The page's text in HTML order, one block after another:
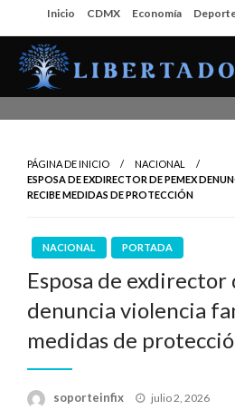
al
contenido
Inicio CDMX Economía
PÁGINA DE INICIO
NACIONAL
ESPOSA DE EXDIRECTOR DE PEMEX
RECIBE MEDIDAS DE PROTECCIÓN
NACIONAL PORTADA
Esposa de exdirector
denuncia violencia
medidas de
soporteinfix
Publicado
julio 2, 2026